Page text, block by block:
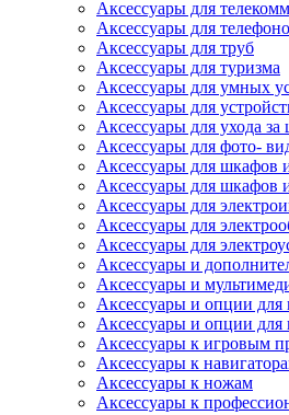
Аксессуары для
Аксессуары для
Аксессуары для труб
Аксессуары для туризма
Аксессуары для умных
Аксессуары для
Аксессуары для ухода за
Аксессуары для фото-
Аксессуары для шкафов
Аксессуары для шкафов
Аксессуары для
Аксессуары для
Аксессуары для
Аксессуары и
Аксессуары и
Аксессуары и опции для
Аксессуары и опции для
Аксессуары к игровым
Аксессуары к
Аксессуары к ножам
Аксессуары к